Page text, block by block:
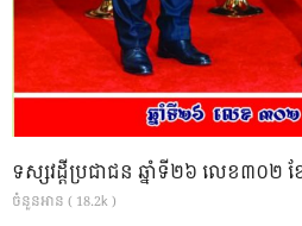
ទស្សវដ្តីប្រជាជន ឆ្នាំទី២៦ លេខ៣០២ ខ
ចំនួនអាន ( 18.2k )